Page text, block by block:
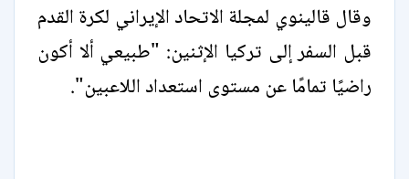
وقال قالينوي لمجلة الاتحاد الإيراني لكرة القدم
قبل السفر إلى تركيا الإثنين: "طبيعي ألا أكون
راضيًا تمامًا عن مستوى استعداد اللاعبين".